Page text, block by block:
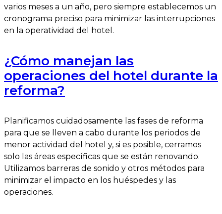
varios meses a un año, pero siempre establecemos un
cronograma preciso para minimizar las interrupciones
en la operatividad del hotel.
¿Cómo manejan las
operaciones del hotel durante la
reforma?
Planificamos cuidadosamente las fases de reforma
para que se lleven a cabo durante los periodos de
menor actividad del hotel y, si es posible, cerramos
solo las áreas específicas que se están renovando.
Utilizamos barreras de sonido y otros métodos para
minimizar el impacto en los huéspedes y las
operaciones.